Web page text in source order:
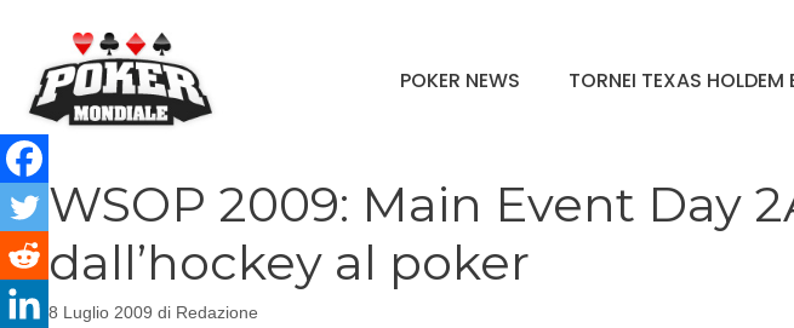
contenuto
POKER NEWS TORNEI TEXAS HOLDEM
WSOP 2009: Main Event Day
dall’hockey al poker
8 Luglio 2009 di Redazione